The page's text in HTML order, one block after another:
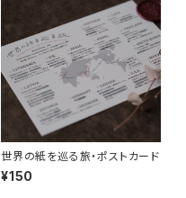
世界の紙を巡る旅・ポストカード
¥150